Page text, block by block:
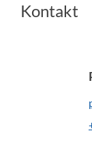
Kontakt